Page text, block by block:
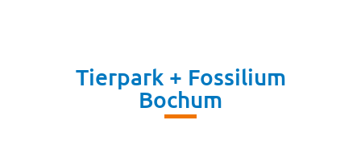
Tierpark + Fossilium
Bochum